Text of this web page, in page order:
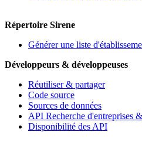
Répertoire Sirene
Générer une liste
Développeurs & développeuses
Réutiliser & partager
Code source
Sources de données
API Recherche d'entreprises
Disponibilité des API